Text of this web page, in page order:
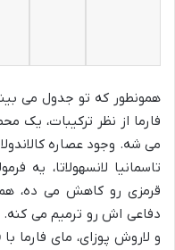
همونطور که تو جدول می
فارما از نظر ترکیبات، یک
تاسمانیا لانسهولاتا، یه
قرمزی رو کاهش می ده،
دفاعی اش رو ترمیم می کنه.
و لاروش پوزای، مای فارما با